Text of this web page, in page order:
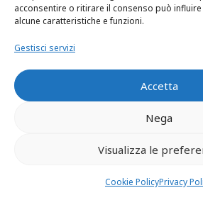
acconsentire o ritirare il consenso può
alcune caratteristiche e funzioni.
Gestisci servizi
Accetta
Nega
Visualizza le
Cookie PolicyPrivacy
adeguatamente
paziente si era
altro sanitario,
dott. D.B. , il
volta, fissato in
l’appuntamento ed
la diagnosi di